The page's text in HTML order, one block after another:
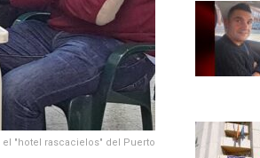
"hotel rascacielos" del Puerto